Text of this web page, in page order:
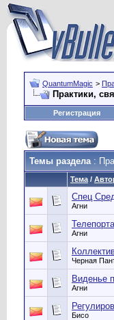
QuantumMagic >
Практики,
Регистрация
Темы раздела:
Тема /
Спец
Агни
Агни
Черная
Виденье
Агни
Бисо